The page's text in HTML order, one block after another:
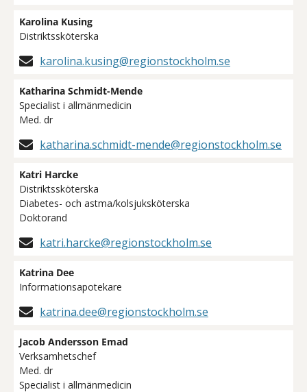
Karolina Kusing
Distriktssköterska
karolina.kusing@regionstockholm.se
Katharina Schmidt-Mende
Specialist i allmänmedicin
Med. dr
katharina.schmidt-mende@regionstockholm.se
Katri Harcke
Distriktssköterska
Diabetes- och astma/kolsjuksköterska
Doktorand
katri.harcke@regionstockholm.se
Katrina Dee
Informationsapotekare
katrina.dee@regionstockholm.se
Jacob Andersson Emad
Verksamhetschef
Med. dr
Specialist i allmänmedicin